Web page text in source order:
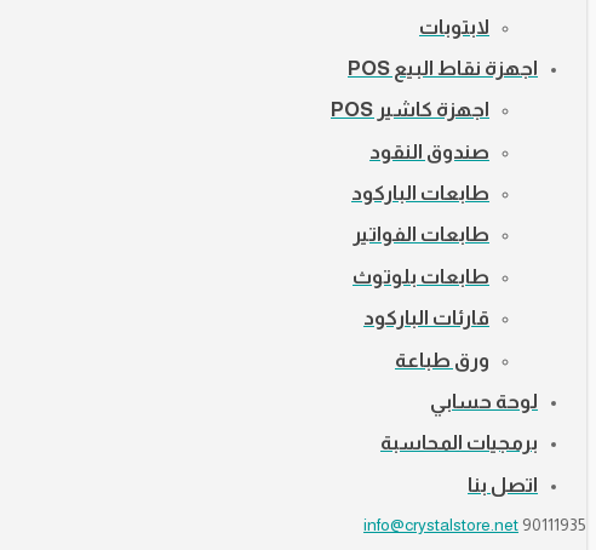
لابتوبات
اجهزة نقاط البيع POS
اجهزة كاشير POS
صندوق النقود
طابعات الباركود
طابعات الفواتير
طابعات بلوتوث
قارئات الباركود
ورق طباعة
لوحة حسابي
برمجيات المحاسبة
اتصل بنا
90111935
info@crystalstore.net